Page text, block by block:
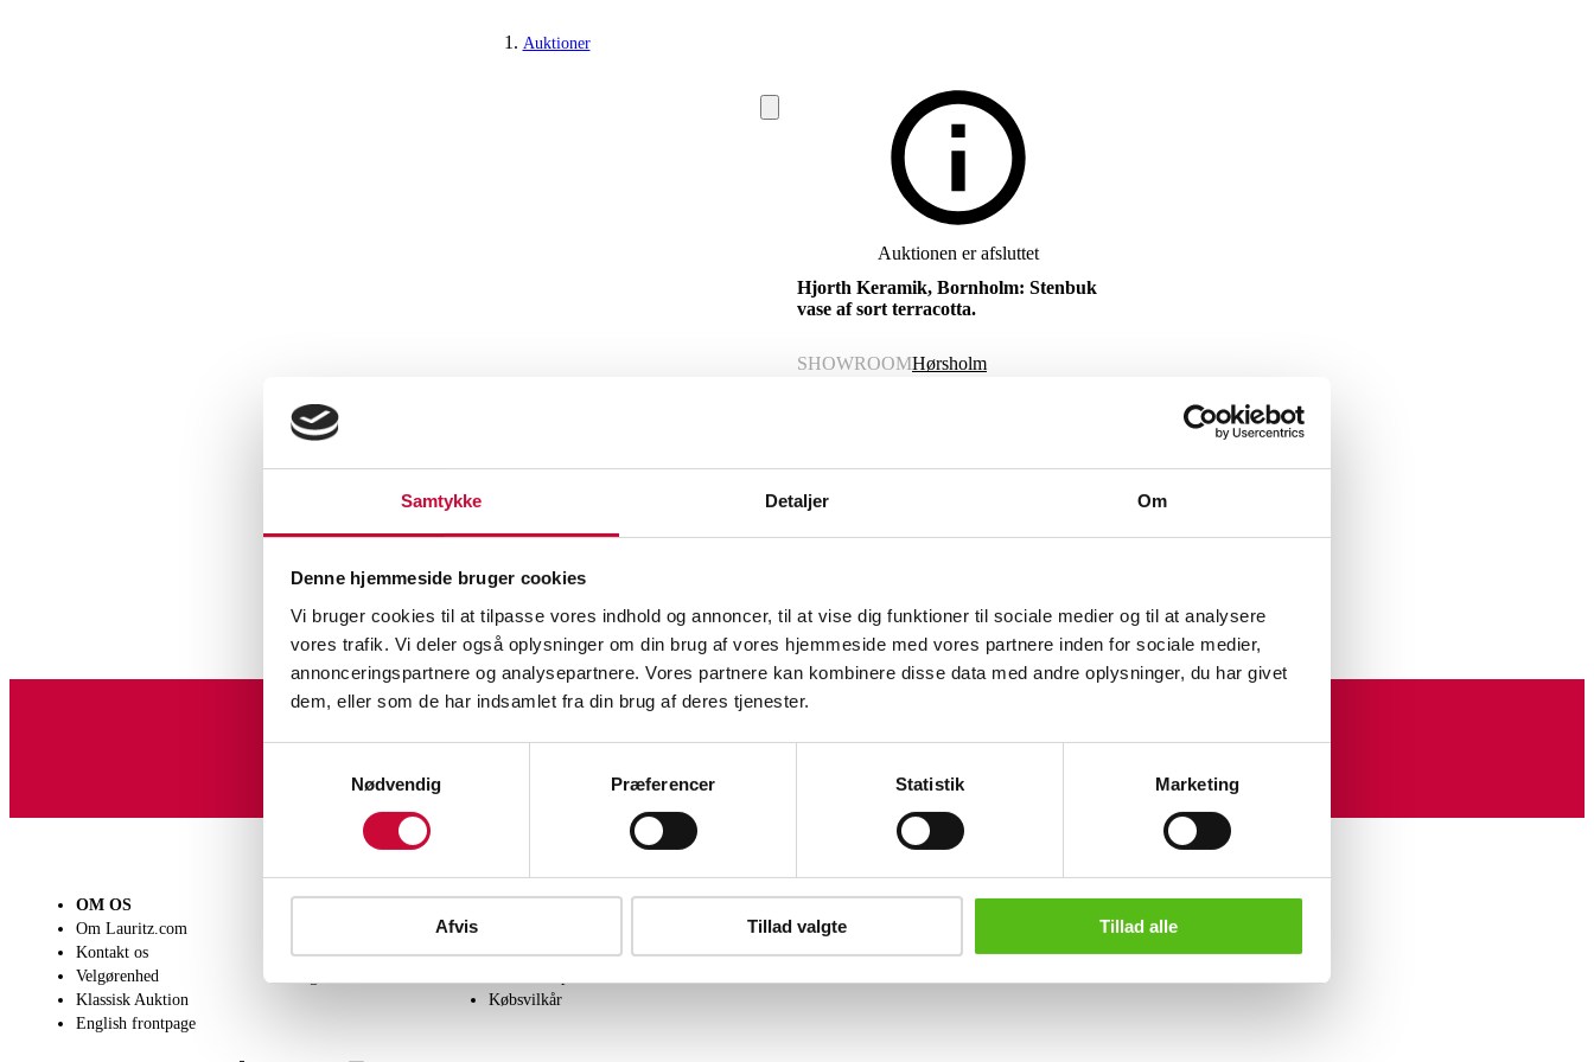
Samtykke Detaljer Om
Denne hjemmeside bruger cookies
Vi bruger cookies til at tilpasse vores indhold og annoncer, til at vise dig funktioner til sociale medier og til at analysere
vores trafik. Vi deler også oplysninger om din brug af vores hjemmeside med vores partnere inden for sociale medier,
annonceringspartnere og analysepartnere. Vores partnere kan kombinere disse data med andre oplysninger, du har givet
dem, eller som de har indsamlet fra din brug af deres tjenester.
Nødvendig
Præferencer Statistik Marketing
Afvis Tillad valgte Tillad alle
Auktioner
Glas, porcelæn og keramik
Auktionen er afsluttet
Hjorth Keramik, Bornholm: Stenbuk
vase af sort terracotta.
SHOWROOMHørsholm
Beskrivelse
Lignende varer
Tilmeld dig vores nyhedsbrev og modtag nyheder samt tilbud direkte i din email.
OM OS
Om Lauritz.com
Kontakt os
Velgørenhed
Klassisk Auktion
English frontpage
Indlevering
Afhentning
Købsvilkår